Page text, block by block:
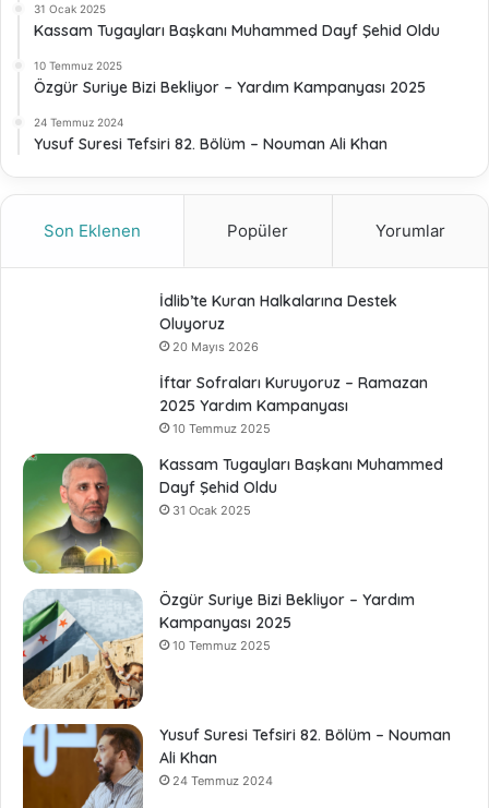
31 Ocak 2025
Kassam Tugayları Başkanı Muhammed Dayf Şehid Oldu
10 Temmuz 2025
Özgür Suriye Bizi Bekliyor – Yardım Kampanyası 2025
24 Temmuz 2024
Yusuf Suresi Tefsiri 82. Bölüm – Nouman Ali Khan
Son Eklenen Popüler Yorumlar
İdlib’te Kuran Halkalarına Destek
Oluyoruz
20 Mayıs 2026
İftar Sofraları Kuruyoruz – Ramazan
2025 Yardım Kampanyası
10 Temmuz 2025
Kassam Tugayları Başkanı Muhammed
Dayf Şehid Oldu
31 Ocak 2025
Özgür Suriye Bizi Bekliyor – Yardım
Kampanyası 2025
10 Temmuz 2025
Yusuf Suresi Tefsiri 82. Bölüm – Nouman
Ali Khan
24 Temmuz 2024